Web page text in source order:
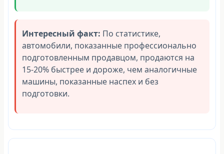
Интересный факт: По статистике,
автомобили, показанные профессионально
подготовленным продавцом, продаются на
15-20% быстрее и дороже, чем аналогичные
машины, показанные наспех и без
подготовки.